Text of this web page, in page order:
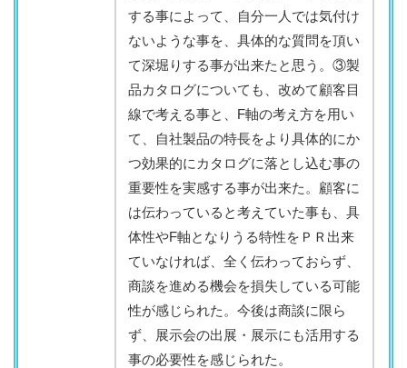
する事によって、自分一人では気付け
ないような事を、具体的な質問を頂い
て深堀りする事が出来たと思う。③製
品カタログについても、改めて顧客目
線で考える事と、F軸の考え方を用い
て、自社製品の特長をより具体的にか
つ効果的にカタログに落とし込む事の
重要性を実感する事が出来た。顧客に
は伝わっていると考えていた事も、具
体性やF軸となりうる特性をＰＲ出来
ていなければ、全く伝わっておらず、
商談を進める機会を損失している可能
性が感じられた。今後は商談に限ら
ず、展示会の出展・展示にも活用する
事の必要性を感じられた。